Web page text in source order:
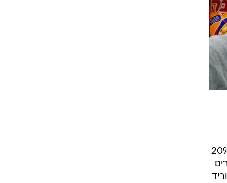
הידוע גם בשם "כלל 80-20", עובד על כל הספקים הגדולים. כלומר 20%